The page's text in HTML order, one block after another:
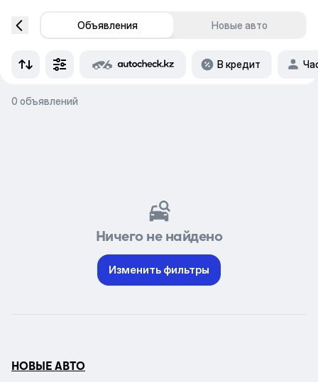
Объявления Новые авто
В кредит
0 объявлений
Ничего не найдено
Изменить фильтры
НОВЫЕ АВТО